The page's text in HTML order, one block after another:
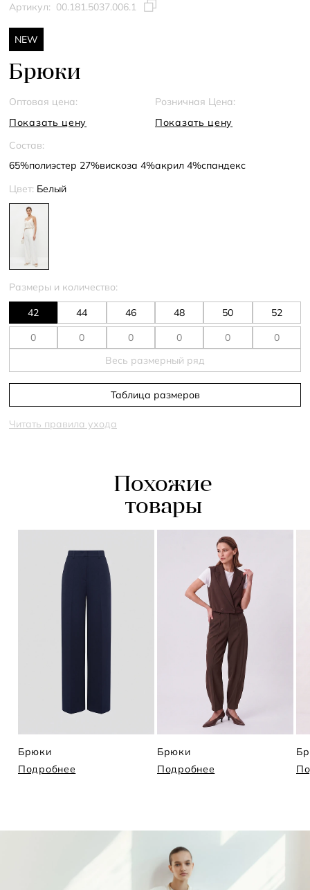
Артикул: 00.181.5037.006.1
NEW
Брюки
Оптовая цена:
Показать цену
Розничная Цена:
Показать цену
Состав:
65%полиэстер 27%вискоза 4%акрил 4%спандекс
Цвет: Белый
Размеры и количество:
42 44 46 48 50 52
Весь размерный ряд
Таблица размеров
Читать правила ухода
Похожие
товары
Брюки
Подробнее
Брюки
Подробнее